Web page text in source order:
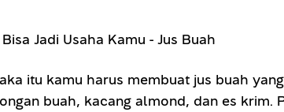
itu kamu harus membuat jus buah
buah, kacang almond, dan es krim.